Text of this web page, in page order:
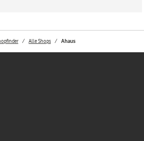
Alle Shops Ahaus
in einem neuen Tab